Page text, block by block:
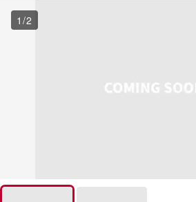
1 /2